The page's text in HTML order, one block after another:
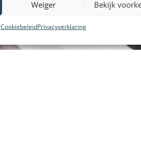
Weiger Bekijk
CookiebeleidPrivacyverklaring